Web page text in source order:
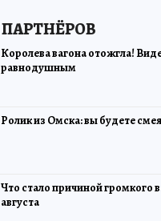
Королева вагона отожгла!
равнодушным
Ролик из Омска: вы будете
Что стало причиной громкого
августа